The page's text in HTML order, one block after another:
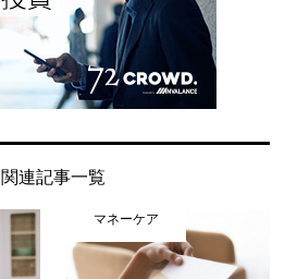
関連記事一覧
マネーケア